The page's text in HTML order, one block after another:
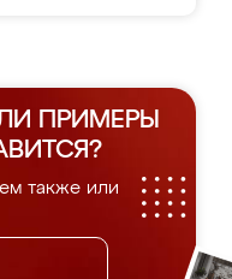
ПРИМЕРЫ
также или